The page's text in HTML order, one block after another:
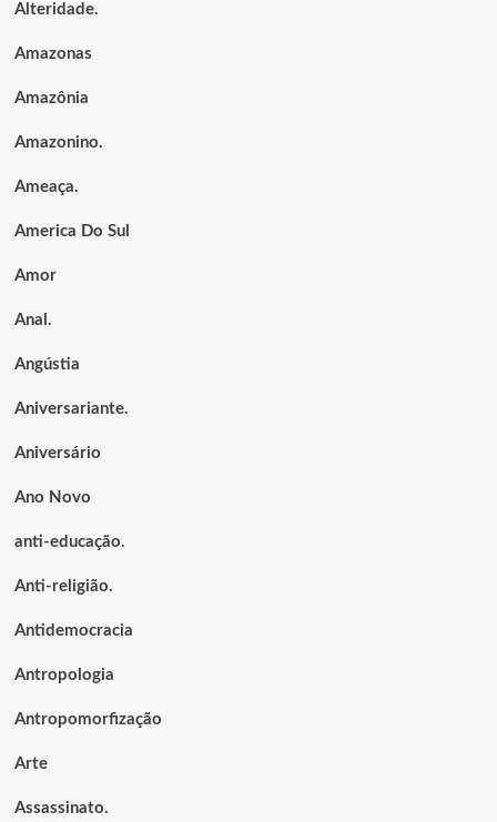
Alteridade.
Amazonas
Amazônia
Amazonino.
Ameaça.
America Do Sul
Amor
Anal.
Angústia
Aniversariante.
Aniversário
Ano Novo
anti-educação.
Anti-religião.
Antidemocracia
Antropologia
Antropomorfização
Arte
Assassinato.